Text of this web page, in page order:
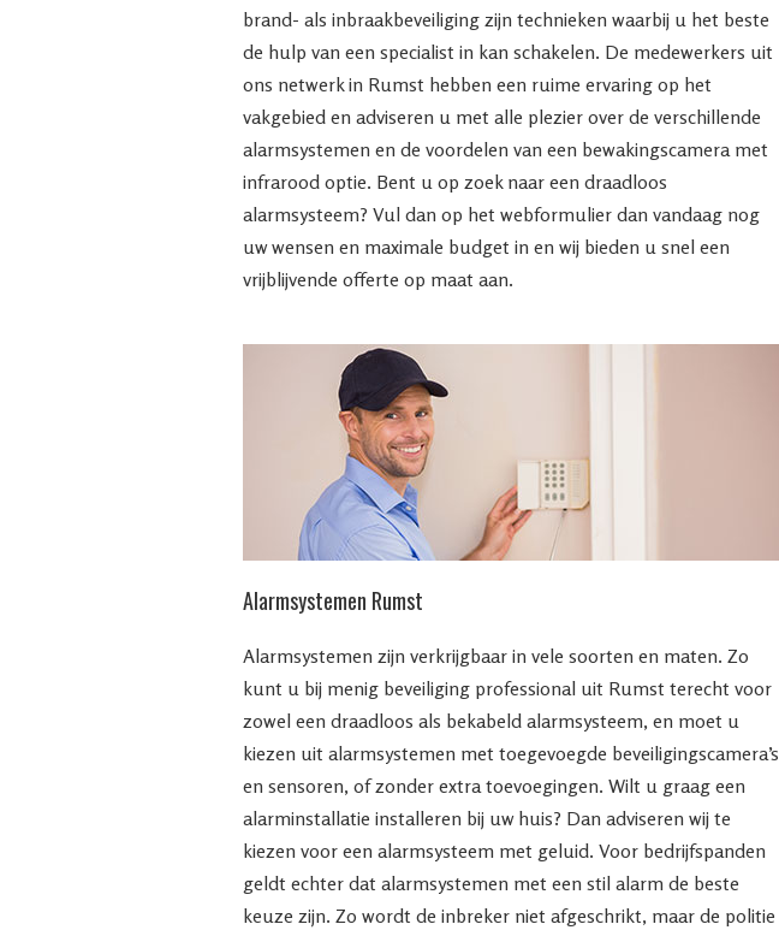
brand- als inbraakbeveiliging zijn technieken waarbij u het beste
de hulp van een specialist in kan schakelen. De medewerkers uit
ons netwerk in Rumst hebben een ruime ervaring op het
vakgebied en adviseren u met alle plezier over de verschillende
alarmsystemen en de voordelen van een bewakingscamera met
infrarood optie. Bent u op zoek naar een draadloos
alarmsysteem? Vul dan op het webformulier dan vandaag nog
uw wensen en maximale budget in en wij bieden u snel een
vrijblijvende offerte op maat aan.
Alarmsystemen Rumst
Alarmsystemen zijn verkrijgbaar in vele soorten en maten. Zo
kunt u bij menig beveiliging professional uit Rumst terecht voor
zowel een draadloos als bekabeld alarmsysteem, en moet u
kiezen uit alarmsystemen met toegevoegde beveiligingscamera’s
en sensoren, of zonder extra toevoegingen. Wilt u graag een
alarminstallatie installeren bij uw huis? Dan adviseren wij te
kiezen voor een alarmsysteem met geluid. Voor bedrijfspanden
geldt echter dat alarmsystemen met een stil alarm de beste
keuze zijn. Zo wordt de inbreker niet afgeschrikt, maar de politie